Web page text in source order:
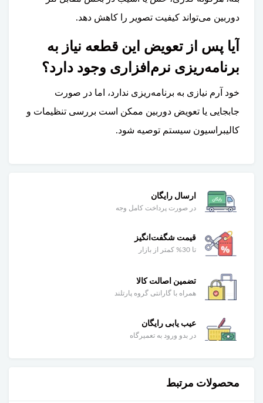
دوربین می‌تواند کیفیت تصویر را کاهش دهد.
آیا پس از تعویض این قطعه نیاز به
برنامه‌ریزی نرم‌افزاری وجود دارد؟
خود آرم نیازی به برنامه‌ریزی ندارد، اما در صورت
جابجایی یا تعویض دوربین ممکن است بررسی تنظیمات و
کالیبراسیون سیستم توصیه شود.
ارسال رایگان
در صورت پرداخت کامل وجه
قیمت شگفت‌انگیز
تا 30% کمتر از بازار
تضمین اصالت کالا
همراه با گارانتی گروه پارتلند
عیب یابی رایگان
در بدو ورود به تعمیرگاه
محصولات مرتبط